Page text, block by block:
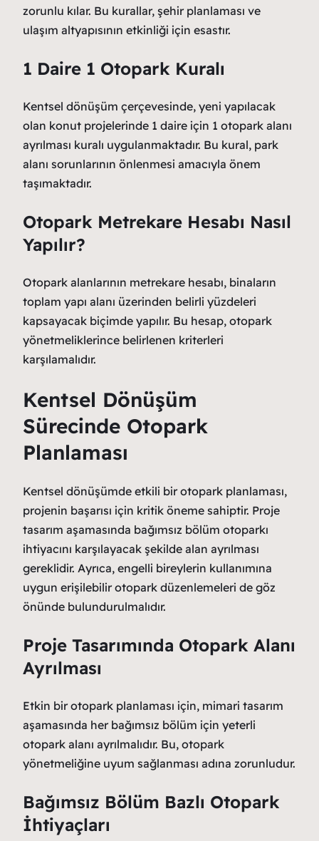
zorunlu kılar. Bu kurallar, şehir planlaması ve
ulaşım altyapısının etkinliği için esastır.
1 Daire 1 Otopark Kuralı
Kentsel dönüşüm çerçevesinde, yeni yapılacak
olan konut projelerinde 1 daire için 1 otopark alanı
ayrılması kuralı uygulanmaktadır. Bu kural, park
alanı sorunlarının önlenmesi amacıyla önem
taşımaktadır.
Otopark Metrekare Hesabı Nasıl
Yapılır?
Otopark alanlarının metrekare hesabı, binaların
toplam yapı alanı üzerinden belirli yüzdeleri
kapsayacak biçimde yapılır. Bu hesap, otopark
yönetmeliklerince belirlenen kriterleri
karşılamalıdır.
Kentsel Dönüşüm
Sürecinde Otopark
Planlaması
Kentsel dönüşümde etkili bir otopark planlaması,
projenin başarısı için kritik öneme sahiptir. Proje
tasarım aşamasında bağımsız bölüm otoparkı
ihtiyacını karşılayacak şekilde alan ayrılması
gereklidir. Ayrıca, engelli bireylerin kullanımına
uygun erişilebilir otopark düzenlemeleri de göz
önünde bulundurulmalıdır.
Proje Tasarımında Otopark Alanı
Ayrılması
Etkin bir otopark planlaması için, mimari tasarım
aşamasında her bağımsız bölüm için yeterli
otopark alanı ayrılmalıdır. Bu, otopark
yönetmeliğine uyum sağlanması adına zorunludur.
Bağımsız Bölüm Bazlı Otopark
İhtiyaçları